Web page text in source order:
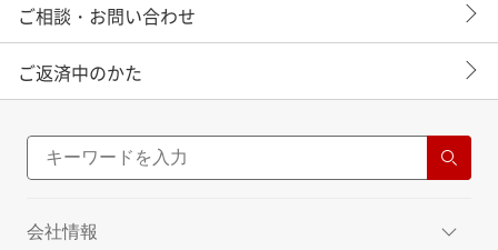
ご相談・お問い合わせ
ご返済中のかた
会社情報